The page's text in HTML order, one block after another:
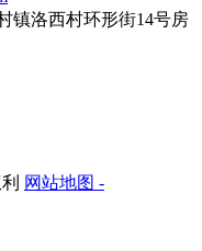
镇洛西村环形街14号房
网站地图 -